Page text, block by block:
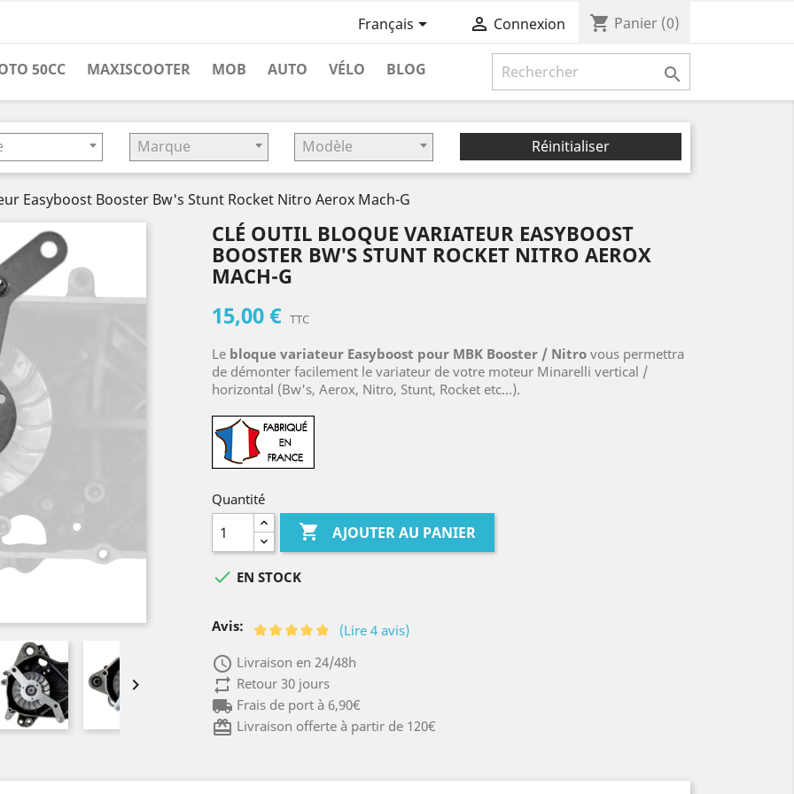
Français  Connexion shopping_cart Panier (0)

50CC MAXISCOOTER MOB AUTO VÉLO BLOG
Marque Modèle Réinitialiser
Easyboost Booster Bw's Stunt Rocket Nitro Aerox Mach-G

CLÉ OUTIL BLOQUE VARIATEUR EASYBOOST
BOOSTER BW'S STUNT ROCKET NITRO AEROX
MACH-G
15,00 € TTC
Le bloque variateur Easyboost pour MBK Booster / Nitro vous permettra
de démonter facilement le variateur de votre moteur Minarelli vertical /
horizontal (Bw's, Aerox, Nitro, Stunt, Rocket etc...).
Quantité
 AJOUTER AU PANIER
 EN STOCK
Avis: (Lire 4 avis)
access_time Livraison en 24/48h
repeatRetour 30 jours
local_shippingFrais de port à 6,90€
card_giftcardLivraison offerte à partir de 120€